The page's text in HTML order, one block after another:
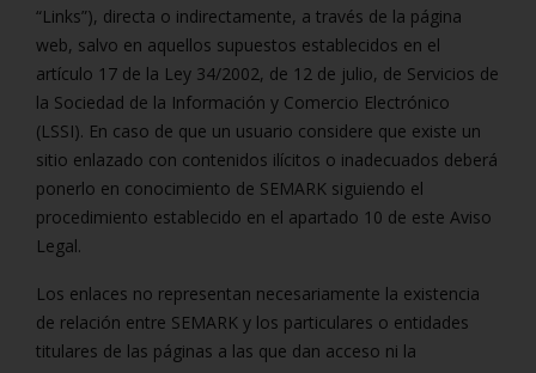
“Links”), directa o indirectamente, a través de la página
web, salvo en aquellos supuestos establecidos en el
artículo 17 de la Ley 34/2002, de 12 de julio, de Servicios de
la Sociedad de la Información y Comercio Electrónico
(LSSI). En caso de que un usuario considere que existe un
sitio enlazado con contenidos ilícitos o inadecuados deberá
ponerlo en conocimiento de SEMARK siguiendo el
procedimiento establecido en el apartado 10 de este Aviso
Legal.
Los enlaces no representan necesariamente la existencia
de relación entre SEMARK y los particulares o entidades
titulares de las páginas a las que dan acceso ni la